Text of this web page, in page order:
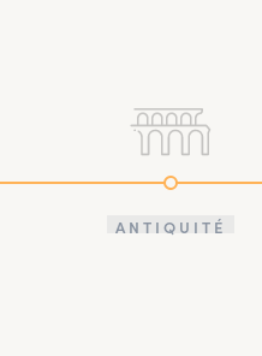
ANTIQUITÉ